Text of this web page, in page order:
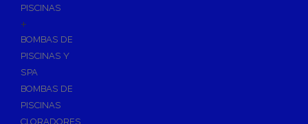
PISCINAS
+
BOMBAS DE
PISCINAS Y
SPA
BOMBAS DE
PISCINAS
CLORADORES